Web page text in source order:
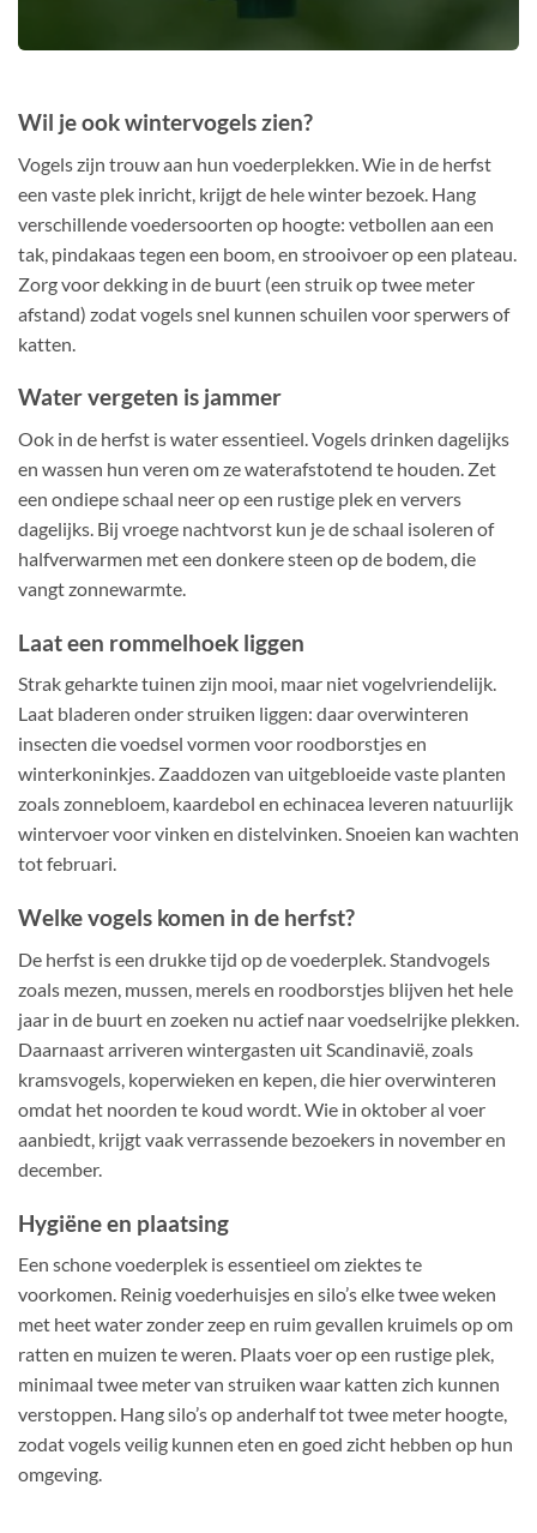
Wil je ook wintervogels zien?
Vogels zijn trouw aan hun voederplekken. Wie in de herfst
een vaste plek inricht, krijgt de hele winter bezoek. Hang
verschillende voedersoorten op hoogte: vetbollen aan een
tak, pindakaas tegen een boom, en strooivoer op een plateau.
Zorg voor dekking in de buurt (een struik op twee meter
afstand) zodat vogels snel kunnen schuilen voor sperwers of
katten.
Water vergeten is jammer
Ook in de herfst is water essentieel. Vogels drinken dagelijks
en wassen hun veren om ze waterafstotend te houden. Zet
een ondiepe schaal neer op een rustige plek en ververs
dagelijks. Bij vroege nachtvorst kun je de schaal isoleren of
halfverwarmen met een donkere steen op de bodem, die
vangt zonnewarmte.
Laat een rommelhoek liggen
Strak geharkte tuinen zijn mooi, maar niet vogelvriendelijk.
Laat bladeren onder struiken liggen: daar overwinteren
insecten die voedsel vormen voor roodborstjes en
winterkoninkjes. Zaaddozen van uitgebloeide vaste planten
zoals zonnebloem, kaardebol en echinacea leveren natuurlijk
wintervoer voor vinken en distelvinken. Snoeien kan wachten
tot februari.
Welke vogels komen in de herfst?
De herfst is een drukke tijd op de voederplek. Standvogels
zoals mezen, mussen, merels en roodborstjes blijven het hele
jaar in de buurt en zoeken nu actief naar voedselrijke plekken.
Daarnaast arriveren wintergasten uit Scandinavië, zoals
kramsvogels, koperwieken en kepen, die hier overwinteren
omdat het noorden te koud wordt. Wie in oktober al voer
aanbiedt, krijgt vaak verrassende bezoekers in november en
december.
Hygiëne en plaatsing
Een schone voederplek is essentieel om ziektes te
voorkomen. Reinig voederhuisjes en silo’s elke twee weken
met heet water zonder zeep en ruim gevallen kruimels op om
ratten en muizen te weren. Plaats voer op een rustige plek,
minimaal twee meter van struiken waar katten zich kunnen
verstoppen. Hang silo’s op anderhalf tot twee meter hoogte,
zodat vogels veilig kunnen eten en goed zicht hebben op hun
omgeving.